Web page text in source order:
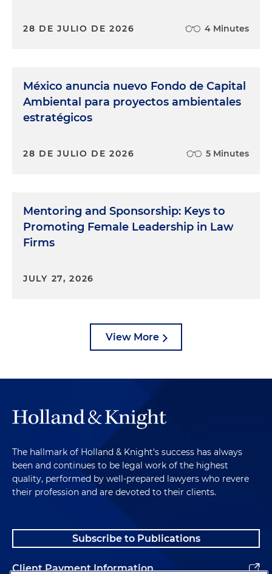
28 DE JULIO DE 2026 4 Minutes
México anuncia nuevo Fondo de Capital
Ambiental para proyectos ambientales
estratégicos
28 DE JULIO DE 2026 5 Minutes
Mentoring and Sponsorship: Keys to
Promoting Female Leadership in Law
Firms
JULY 27, 2026
View More
The hallmark of Holland & Knight's success has always
been and continues to be legal work of the highest
quality, performed by well-prepared lawyers who revere
their profession and are devoted to their clients.
Subscribe to Publications
Client Payment Information